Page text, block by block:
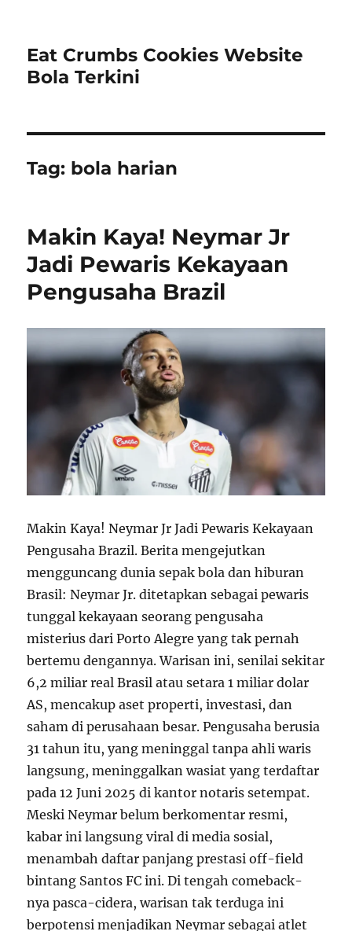
Eat Crumbs Cookies Website
Bola Terkini
Tag: bola harian
Makin Kaya! Neymar Jr
Jadi Pewaris Kekayaan
Pengusaha Brazil
Makin Kaya! Neymar Jr Jadi Pewaris Kekayaan
Pengusaha Brazil. Berita mengejutkan
mengguncang dunia sepak bola dan hiburan
Brasil: Neymar Jr. ditetapkan sebagai pewaris
tunggal kekayaan seorang pengusaha
misterius dari Porto Alegre yang tak pernah
bertemu dengannya. Warisan ini, senilai sekitar
6,2 miliar real Brasil atau setara 1 miliar dolar
AS, mencakup aset properti, investasi, dan
saham di perusahaan besar. Pengusaha berusia
31 tahun itu, yang meninggal tanpa ahli waris
langsung, meninggalkan wasiat yang terdaftar
pada 12 Juni 2025 di kantor notaris setempat.
Meski Neymar belum berkomentar resmi,
kabar ini langsung viral di media sosial,
menambah daftar panjang prestasi off-field
bintang Santos FC ini. Di tengah comeback-
nya pasca-cidera, warisan tak terduga ini
berpotensi menjadikan Neymar sebagai atlet